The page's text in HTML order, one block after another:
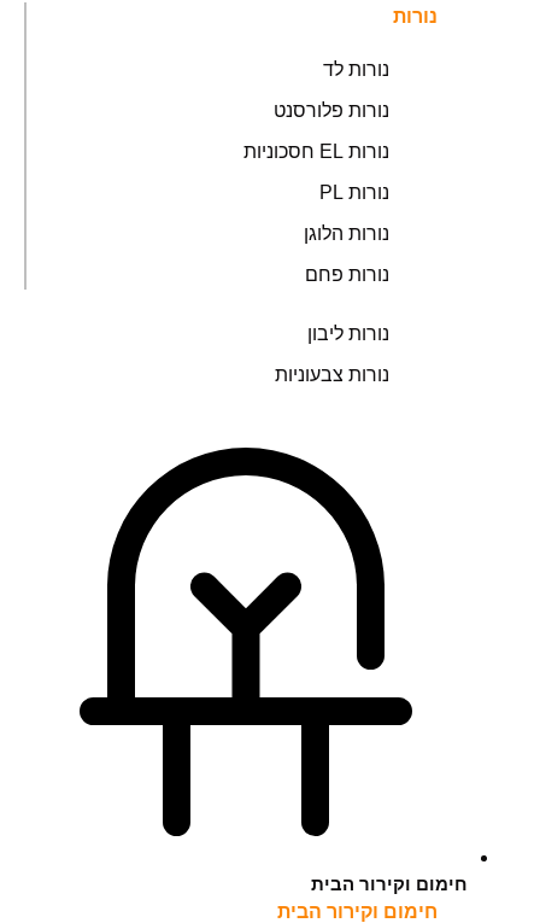
נורות
נורות לד
נורות פלורסנט
נורות EL חסכוניות
נורות PL
נורות הלוגן
נורות פחם
נורות ליבון
נורות צבעוניות
חימום וקירור הבית
חימום וקירור הבית